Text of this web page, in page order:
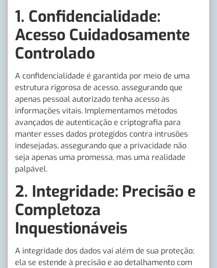
1. Confidencialidade:
Acesso Cuidadosamente
Controlado
A confidencialidade é garantida por meio de uma
estrutura rigorosa de acesso, assegurando que
apenas pessoal autorizado tenha acesso às
informações vitais. Implementamos métodos
avançados de autenticação e criptografia para
manter esses dados protegidos contra intrusões
indesejadas, assegurando que a privacidade não
seja apenas uma promessa, mas uma realidade
palpável.
2. Integridade: Precisão e
Completoza
Inquestionáveis
A integridade dos dados vai além de sua proteção;
ela se estende à precisão e ao detalhamento com